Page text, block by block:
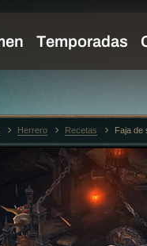
Herrero Recetas Faja de